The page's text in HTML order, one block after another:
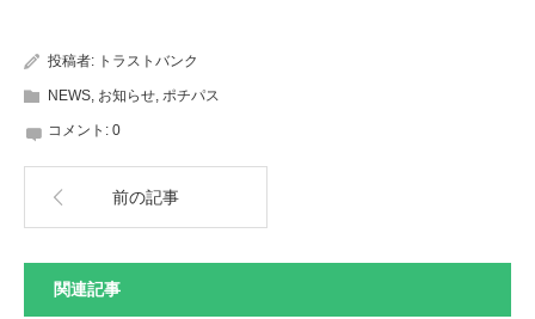
投稿者: トラストバンク
NEWS, お知らせ, ポチパス
コメント: 0
前の記事
関連記事